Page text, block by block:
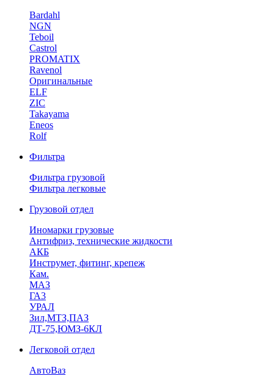
Bardahl
NGN
Teboil
Castrol
PROMATIX
Ravenol
Оригинальные
ELF
ZIC
Takayama
Eneos
Rolf
Фильтра
Фильтра грузовой
Фильтра легковые
Грузовой отдел
Иномарки грузовые
Антифриз, технические жидкости
АКБ
Инструмет, фитинг, крепеж
Кам.
МАЗ
ГА3
УРАЛ
Зил,МТЗ,ПАЗ
ДТ-75,ЮМЗ-6КЛ
Легковой отдел
АвтоВаз